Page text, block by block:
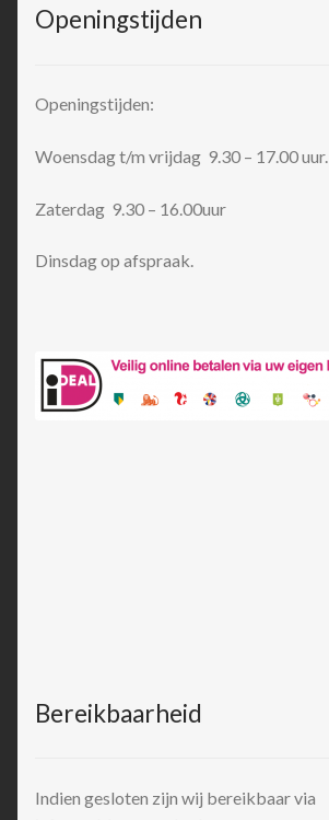
Openingstijden
Openingstijden:
Woensdag t/m vrijdag 9.30 – 17.00 uur.
Zaterdag 9.30 – 16.00uur
Dinsdag op afspraak.
Bereikbaarheid
Indien gesloten zijn wij bereikbaar via